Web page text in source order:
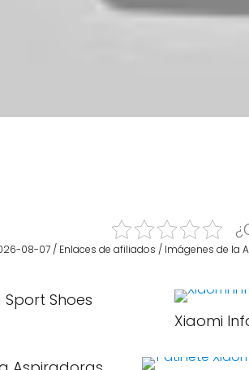
08-07 / Enlaces de afiliados / Imágenes de la
Sport Shoes
Xiaomi